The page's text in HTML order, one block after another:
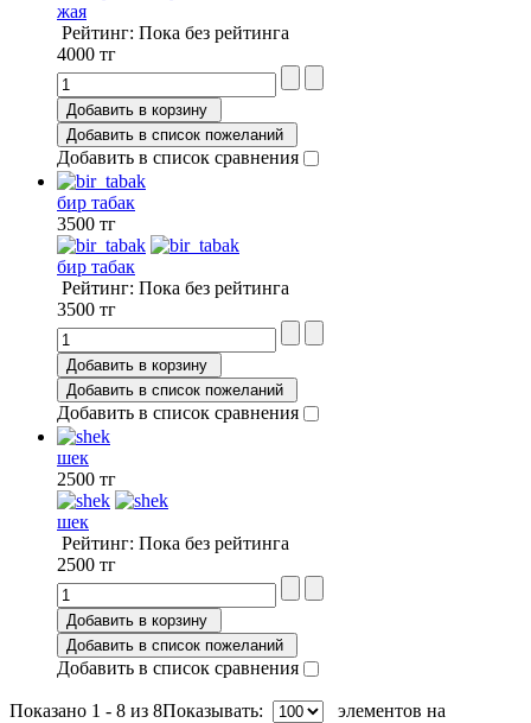
жая
Рейтинг: Пока без рейтинга
4000 тг
Добавить в корзину
Добавить в список пожеланий
Добавить в список сравнения
бир табак
3500 тг
бир табак
Рейтинг: Пока без рейтинга
3500 тг
Добавить в корзину
Добавить в список пожеланий
Добавить в список сравнения
шек
2500 тг
шек
Рейтинг: Пока без рейтинга
2500 тг
Добавить в корзину
Добавить в список пожеланий
Добавить в список сравнения
Показано 1 - 8 из 8Показывать: элементов на